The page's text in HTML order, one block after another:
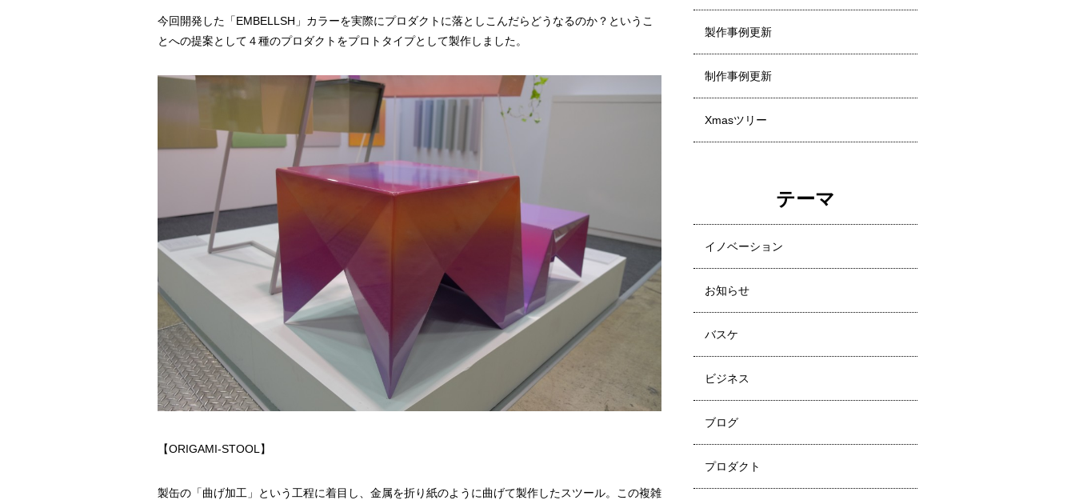
今回開発した「EMBELLSH」カラーを実際にプロダクトに落としこんだらどうなるのか？というこ
とへの提案として４種のプロダクトをプロトタイプとして製作しました。
【ORIGAMI-STOOL】
製缶の「曲げ加工」という工程に着目し、金属を折り紙のように曲げて製作したスツール。この複雑
製作事例更新
制作事例更新
Xmasツリー
テーマ
イノベーション
お知らせ
バスケ
ビジネス
ブログ
プロダクト